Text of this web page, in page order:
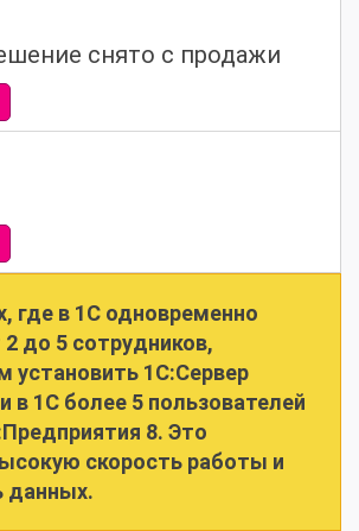
снято с продажи
где в 1С одновременно
до 5 сотрудников,
установить 1С:Сервер
в 1С более 5 пользователей
8. Это
скорость работы и
данных.